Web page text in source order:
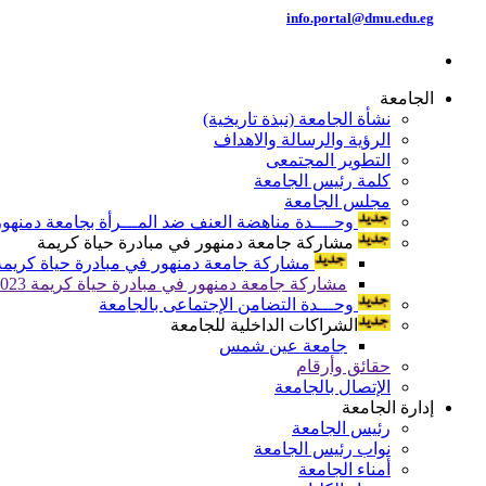
info.portal@dmu.edu.eg
الجامعة
نشأة الجامعة (نبذة تاريخية)
الرؤية والرسالة والاهداف
التطوير المجتمعى
كلمة رئيس الجامعة
مجلس الجامعة
وحــــدة مناهضة العنف ضد المـــرأة بجامعة
مشاركة جامعة دمنهور في مبادرة حياة كريمة
مشاركة جامعة دمنهور في مبادرة حياة كريمة
مشاركة جامعة دمنهور في مبادرة حياة كريمة 2023
وحـــدة التضامن الإجتماعى بالجامعة
الشراكات الداخلية للجامعة
جامعة عين شمس
حقائق وأرقام
الإتصال بالجامعة
إدارة الجامعة
رئيس الجامعة
نواب رئيس الجامعة
أمناء الجامعة